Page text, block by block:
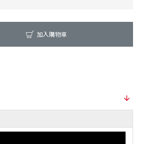
加入購物車